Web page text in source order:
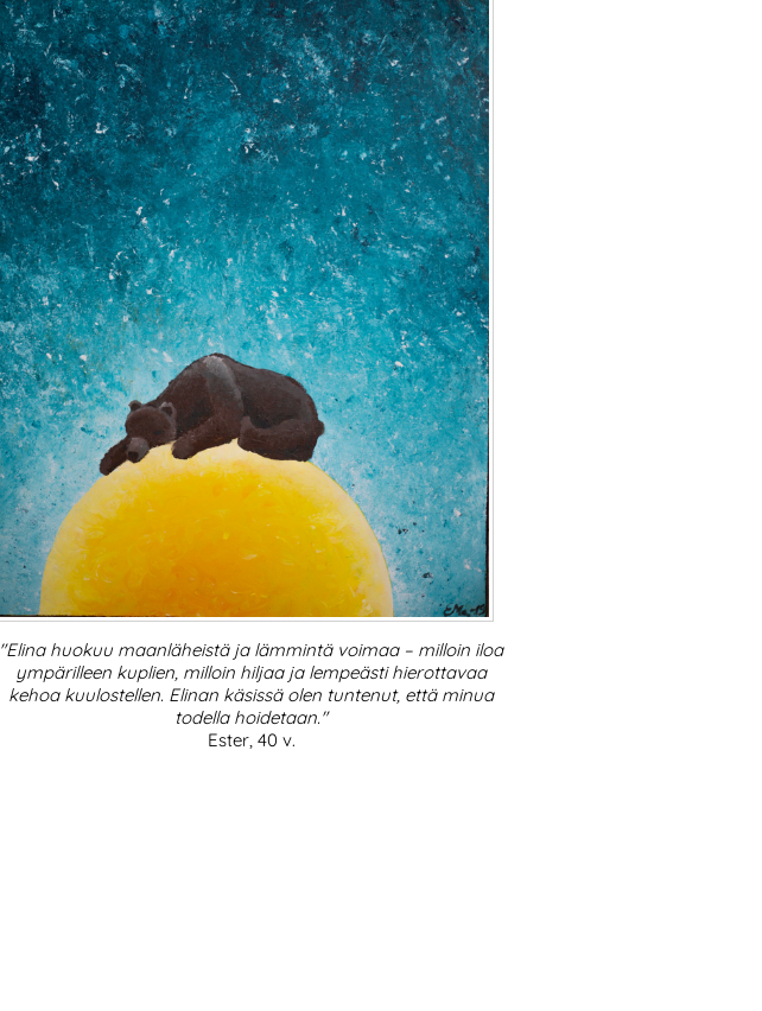
"Elina huokuu maanläheistä ja lämmintä voimaa – milloin iloa
ympärilleen kuplien, milloin hiljaa ja lempeästi hierottavaa
kehoa kuulostellen. Elinan käsissä olen tuntenut, että minua
todella hoidetaan."
Ester, 40 v.